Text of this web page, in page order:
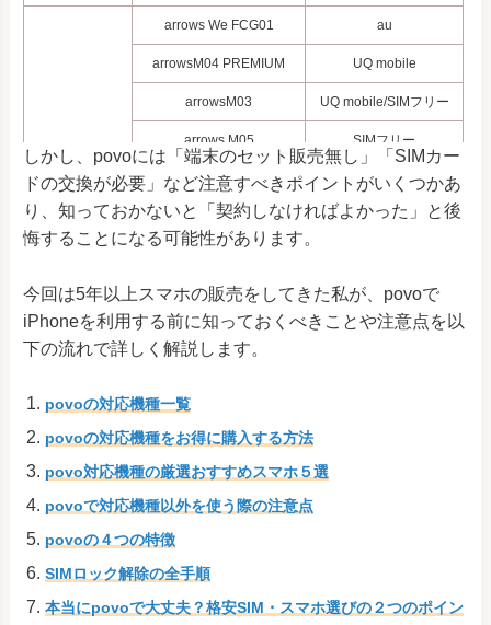
arrows We FCG01 au
arrowsM04 PREMIUM UQ mobile
arrowsM03 UQ mobile/SIMフリー
arrows M05 SIMフリー
arrows BZ01 SIMフリー
arrowsM04 SIMフリー
arrows Be4 Plus F-41B docomo
arrows NX9 F-52A
arrows 5G F-51A
らくらくスマートフォン
me F-01L
しかし、povoには「端末のセット販売無し」「SIMカー
ドの交換が必要」など注意すべきポイントがいくつかあ
り、知っておかないと「契約しなければよかった」と後
悔することになる可能性があります。
今回は5年以上スマホの販売をしてきた私が、povoで
iPhoneを利用する前に知っておくべきことや注意点を以
下の流れで詳しく解説します。
povoの対応機種一覧
povoの対応機種をお得に購入する方法
povo対応機種の厳選おすすめスマホ５選
povoで対応機種以外を使う際の注意点
povoの４つの特徴
SIMロック解除の全手順
本当にpovoで大丈夫？格安SIM・スマホ選びの２つのポイン